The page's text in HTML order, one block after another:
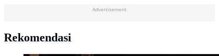
Advertisement
Rekomendasi